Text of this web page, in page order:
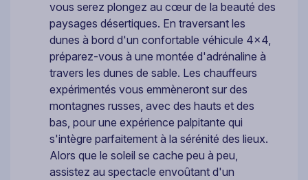
vous serez plongez au cœur de la beauté des
paysages désertiques. En traversant les
dunes à bord d'un confortable véhicule 4x4,
préparez-vous à une montée d'adrénaline à
travers les dunes de sable. Les chauffeurs
expérimentés vous emmèneront sur des
montagnes russes, avec des hauts et des
bas, pour une expérience palpitante qui
s'intègre parfaitement à la sérénité des lieux.
Alors que le soleil se cache peu à peu,
assistez au spectacle envoûtant d'un